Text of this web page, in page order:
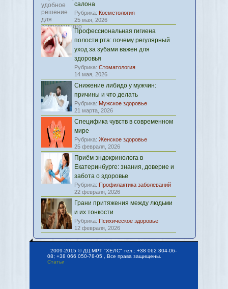
салона
Рубрика: Косметология
25 мая, 2026
Профессиональная гигиена
полости рта: почему регулярный
уход за зубами важен для
здоровья
Рубрика: Стоматология
14 мая, 2026
Снижение либидо у мужчин:
причины и что делать
Рубрика: Мужское здоровье
21 марта, 2026
Специфика чувств в современном
мире
Рубрика: Женское здоровье
25 февраля, 2026
Приём эндокринолога в
Екатеринбурге: знания, доверие и
забота о здоровье
Рубрика: Профилактика заболеваний
22 февраля, 2026
Грани притяжения между людьми
и их тонкости
Рубрика: Психическое здоровье
12 февраля, 2026
2009-2015 © ДЦ МРТ "ХЕЛС" тел.: +38 062 304-06-
08; +38 066 050-78-05 , Все права защищены.
Статьи